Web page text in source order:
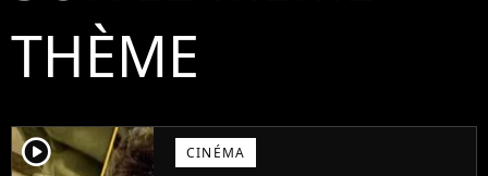
THÈME
player2 CINÉMA